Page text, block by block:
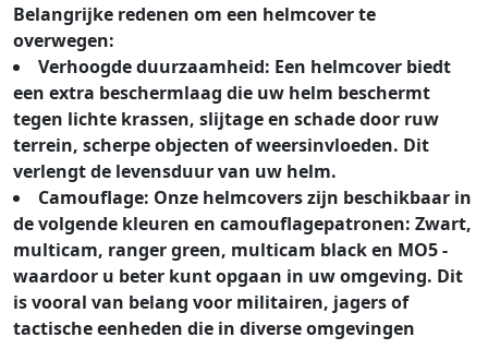
Belangrijke redenen om een helmcover te
overwegen:
Verhoogde duurzaamheid: Een helmcover biedt
een extra beschermlaag die uw helm beschermt
tegen lichte krassen, slijtage en schade door ruw
terrein, scherpe objecten of weersinvloeden. Dit
verlengt de levensduur van uw helm.
Camouflage: Onze helmcovers zijn beschikbaar in
de volgende kleuren en camouflagepatronen: Zwart,
multicam, ranger green, multicam black en MO5 -
waardoor u beter kunt opgaan in uw omgeving. Dit
is vooral van belang voor militairen, jagers of
tactische eenheden die in diverse omgevingen